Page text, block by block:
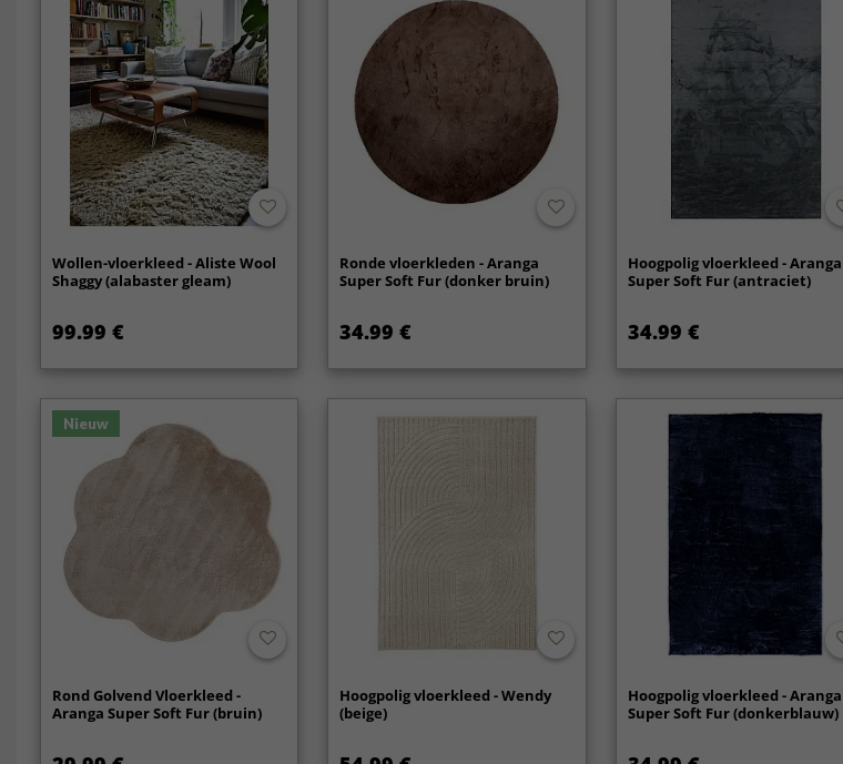
Wollen-vloerkleed - Aliste Wool
Shaggy (alabaster gleam)
99.99 €
Ronde vloerkleden - Aranga
Super Soft Fur (donker bruin)
34.99 €
Hoogpolig vloerkleed - Aranga
Super Soft Fur (antraciet)
34.99 €
Nieuw
Rond Golvend Vloerkleed -
Aranga Super Soft Fur (bruin)
Hoogpolig vloerkleed - Wendy
(beige)
Hoogpolig vloerkleed - Aranga
Super Soft Fur (donkerblauw)